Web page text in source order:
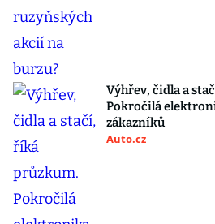
Výhřev, čidla a
Pokročilá
zákazníků
Auto.cz